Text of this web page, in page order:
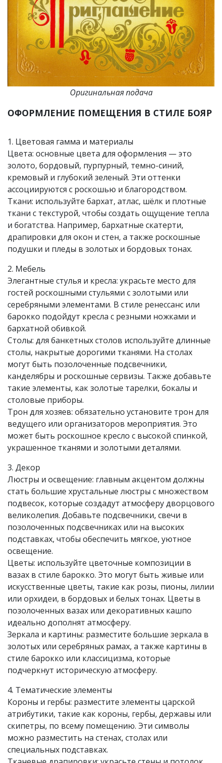
Оригинальная подача
ОФОРМЛЕНИЕ ПОМЕЩЕНИЯ В СТИЛЕ БОЯР
1. Цветовая гамма и материалы
Цвета: основные цвета для оформления — это
золото, бордовый, пурпурный, темно-синий,
кремовый и глубокий зеленый. Эти оттенки
ассоциируются с роскошью и благородством.
Ткани: используйте бархат, атлас, шёлк и плотные
ткани с текстурой, чтобы создать ощущение тепла
и богатства. Например, бархатные скатерти,
драпировки для окон и стен, а также роскошные
подушки и пледы в золотых и бордовых тонах.
2. Мебель
Элегантные стулья и кресла: украсьте место для
гостей роскошными стульями с золотыми или
серебряными элементами. В стиле ренессанс или
барокко подойдут кресла с резными ножками и
бархатной обивкой.
Столы: для банкетных столов используйте длинные
столы, накрытые дорогими тканями. На столах
могут быть позолоченные подсвечники,
канделябры и роскошные сервизы. Также добавьте
такие элементы, как золотые тарелки, бокалы и
столовые приборы.
Трон для хозяев: обязательно установите трон для
ведущего или организаторов мероприятия. Это
может быть роскошное кресло с высокой спинкой,
украшенное тканями и золотыми деталями.
3. Декор
Люстры и освещение: главным акцентом должны
стать большие хрустальные люстры с множеством
подвесок, которые создадут атмосферу дворцового
великолепия. Добавьте подсвечники, свечи в
позолоченных подсвечниках или на высоких
подставках, чтобы обеспечить мягкое, уютное
освещение.
Цветы: используйте цветочные композиции в
вазах в стиле барокко. Это могут быть живые или
искусственные цветы, такие как розы, пионы, лилии
или орхидеи, в бордовых и белых тонах. Цветы в
позолоченных вазах или декоративных кашпо
идеально дополнят атмосферу.
Зеркала и картины: разместите большие зеркала в
золотых или серебряных рамах, а также картины в
стиле барокко или классицизма, которые
подчеркнут историческую атмосферу.
4. Тематические элементы
Короны и гербы: разместите элементы царской
атрибутики, такие как короны, гербы, державы или
скипетры, по всему помещению. Эти символы
можно разместить на стенах, столах или
специальных подставках.